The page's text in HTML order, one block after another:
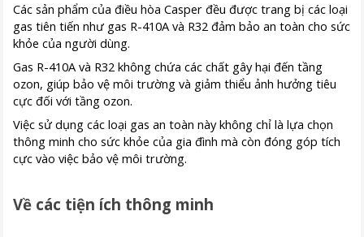
Các sản phẩm của điều hòa Casper đều được trang bị các loại
gas tiên tiến như gas R-410A và R32 đảm bảo an toàn cho sức
khỏe của người dùng.
Gas R-410A và R32 không chứa các chất gây hại đến tầng
ozon, giúp bảo vệ môi trường và giảm thiểu ảnh hưởng tiêu
cực đối với tầng ozon.
Việc sử dụng các loại gas an toàn này không chỉ là lựa chọn
thông minh cho sức khỏe của gia đình mà còn đóng góp tích
cực vào việc bảo vệ môi trường.
Về các tiện ích thông minh